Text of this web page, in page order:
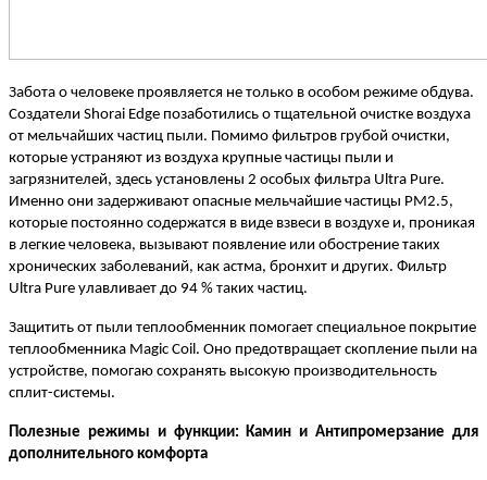
Забота о человеке проявляется не только в особом режиме обдува.
Создатели Shorai Edge позаботились о тщательной очистке воздуха
от мельчайших частиц пыли. Помимо фильтров грубой очистки,
которые устраняют из воздуха крупные частицы пыли и
загрязнителей, здесь установлены 2 особых фильтра Ultra Pure.
Именно они задерживают опасные мельчайшие частицы РМ2.5,
которые постоянно содержатся в виде взвеси в воздухе и, проникая
в легкие человека, вызывают появление или обострение таких
хронических заболеваний, как астма, бронхит и других. Фильтр
Ultra Pure улавливает до 94 % таких частиц.
Защитить от пыли теплообменник помогает специальное покрытие
теплообменника Magic Сoil. Оно предотвращает скопление пыли на
устройстве, помогаю сохранять высокую производительность
сплит-системы.
Полезные режимы и функции: Камин и Антипромерзание для
дополнительного комфорта